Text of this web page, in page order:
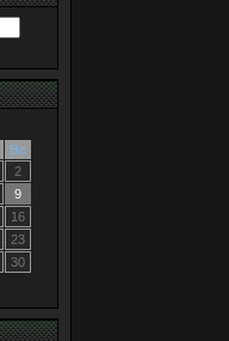
Вс
2
9
16
23
30